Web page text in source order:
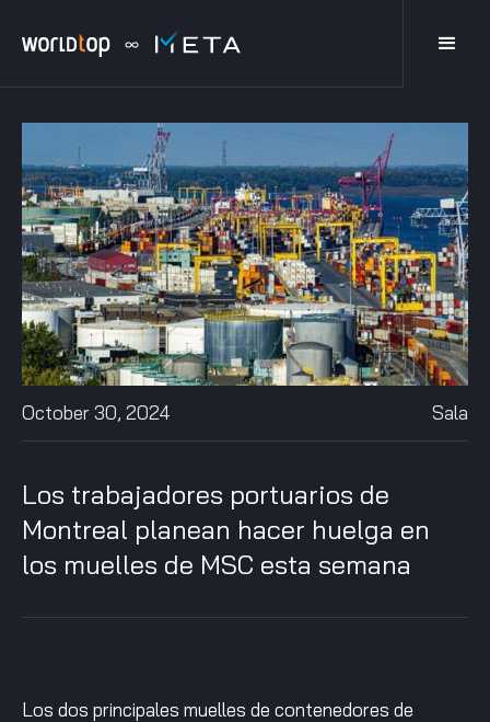
October 30, 2024 Sala
Los trabajadores portuarios de
Montreal planean hacer huelga en
los muelles de MSC esta semana
Los dos principales muelles de contenedores de